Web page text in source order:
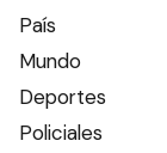
País
Mundo
Deportes
Policiales